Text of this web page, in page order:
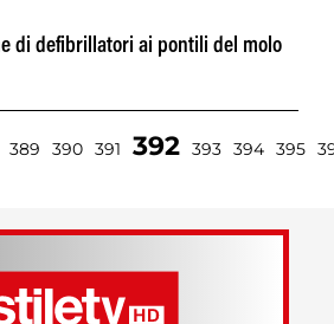
di defibrillatori ai pontili del molo
389 390 391 392 393 394 395